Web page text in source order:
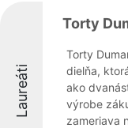
Laureáti
Torty
Torty
dielňa,
ako
výrobe
zameriava